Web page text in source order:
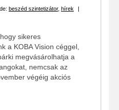
beszéd szintetizátor, hírek
sikeres
a KOBA Vision céggel,
megvásárolhatja a
nemcsak az
végéig akciós